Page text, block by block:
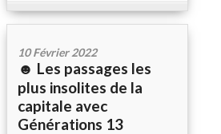
10 Février 2022
☻ Les passages les
plus insolites de la
capitale avec
Générations 13